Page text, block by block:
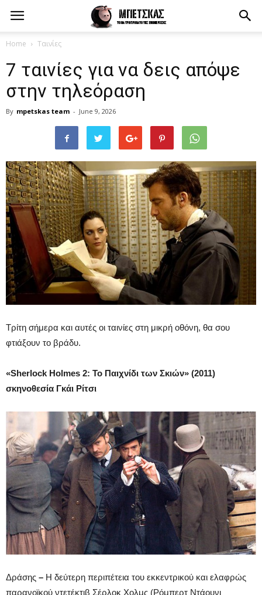
Home Ταινίες
7 ταινίες για να δεις απόψε
στην τηλεόραση
By mpetskas team - June 9, 2026
Τρίτη σήμερα και αυτές οι ταινίες στη μικρή οθόνη, θα σου
φτιάξουν το βράδυ.
«Sherlock Holmes 2: Το Παιχνίδι των Σκιών» (2011)
σκηνοθεσία Γκάι Ρίτσι
Δράσης – Η δεύτερη περιπέτεια του εκκεντρικού και ελαφρώς
παρανοϊκού ντετέκτιβ Σέρλοκ Χολμς (Ρόμπερτ Ντάουνι